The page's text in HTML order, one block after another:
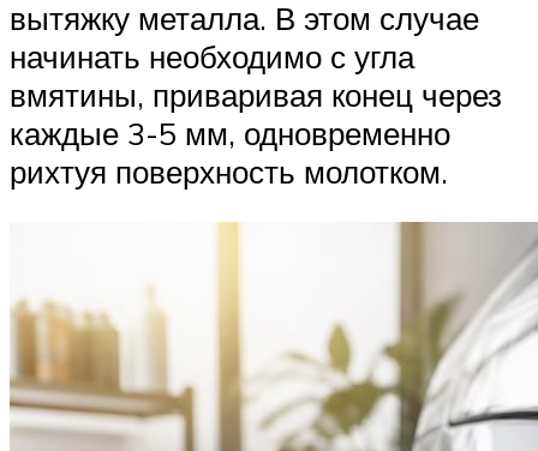
вытяжку металла. В этом случае
начинать необходимо с угла
вмятины, приваривая конец через
каждые 3-5 мм, одновременно
рихтуя поверхность молотком.